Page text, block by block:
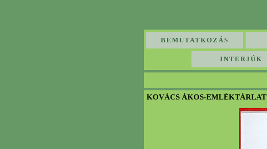
BEMUTATKOZÁS
INTERJÚK
KOVÁCS ÁKOS-EMLÉKTÁRLAT